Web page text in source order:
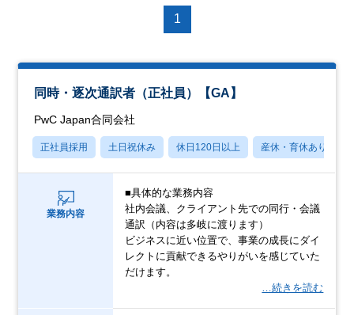
1
同時・逐次通訳者（正社員）【GA】
PwC Japan合同会社
正社員採用 土日祝休み 休日120日以上 産休・育休あり
業務内容
■具体的な業務内容
社内会議、クライアント先での同行・会議
通訳（内容は多岐に渡ります）
ビジネスに近い位置で、事業の成長にダイ
レクトに貢献できるやりがいを感じていた
だけます。
…続きを読む